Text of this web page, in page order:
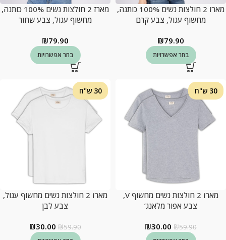
מארז 2 חולצות נשים 100% כותנה,
מחשוף עגול, צבע קרם
₪79.90
בחר אפשרויות
מארז 2 חולצות נשים 100% כותנה,
מחשוף עגול, צבע שחור
₪79.90
בחר אפשרויות
30 ש"ח
מארז 2 חולצות נשים מחשוף V,
צבע אפור מלאנג’
₪59.90
₪30.00
30 ש"ח
מארז 2 חולצות נשים מחשוף עגול,
צבע לבן
₪59.90
₪30.00